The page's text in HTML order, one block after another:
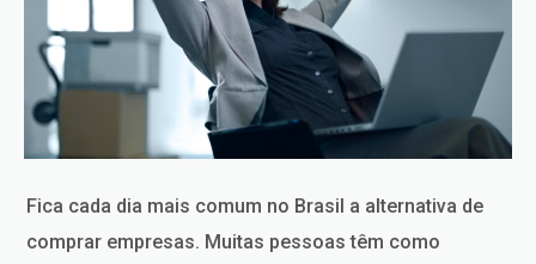
Fica cada dia mais comum no Brasil a alternativa de
comprar empresas. Muitas pessoas têm como